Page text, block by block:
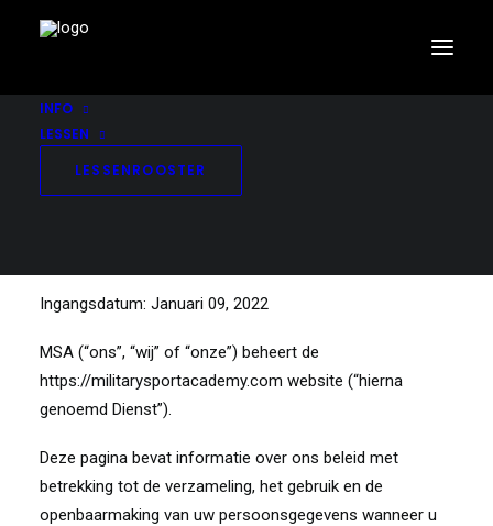
INFO
LESSEN
LESSENROOSTER
Ingangsdatum: Januari 09, 2022
MSA (“ons”, “wij” of “onze”) beheert de
https://militarysportacademy.com website (“hierna
genoemd Dienst”).
Deze pagina bevat informatie over ons beleid met
betrekking tot de verzameling, het gebruik en de
openbaarmaking van uw persoonsgegevens wanneer u